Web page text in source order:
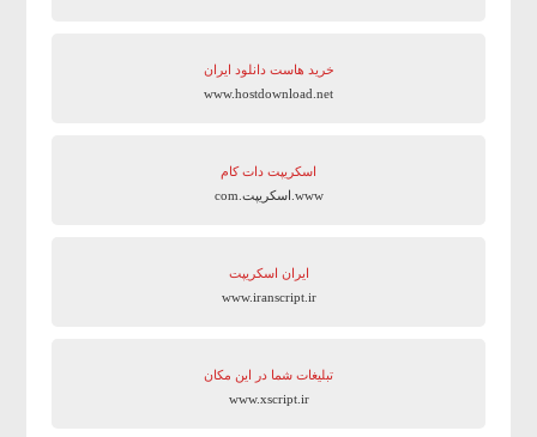
خرید هاست دانلود ایران
www.hostdownload.net
اسکریپت دات کام
www.اسکریپت.com
ایران اسکریپت
www.iranscript.ir
تبلیغات شما در این مکان
www.xscript.ir